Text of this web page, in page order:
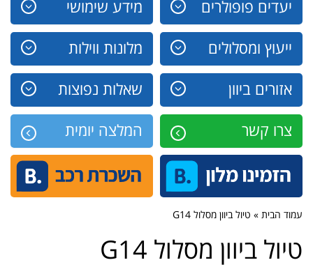
יעדים פופולרים מידע שימושי
ייעוץ ומסלולים מלונות ווילות
אזורים ביוון שאלות נפוצות
צרו קשר המלצה יומית
עמוד הבית » טיול ביוון מסלול G14
טיול ביוון מסלול G14